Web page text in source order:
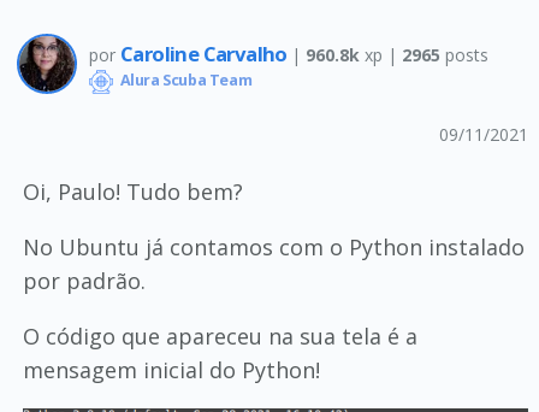
por Caroline Carvalho | 960.8k xp | 2965 posts
Alura Scuba Team
09/11/2021
Oi, Paulo! Tudo bem?
No Ubuntu já contamos com o Python instalado
por padrão.
O código que apareceu na sua tela é a
mensagem inicial do Python!